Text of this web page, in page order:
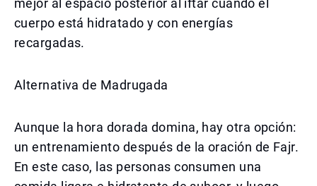
mejor al espacio posterior al iftar cuando el
cuerpo está hidratado y con energías
recargadas.
Alternativa de Madrugada
Aunque la hora dorada domina, hay otra opción:
un entrenamiento después de la oración de Fajr.
En este caso, las personas consumen una